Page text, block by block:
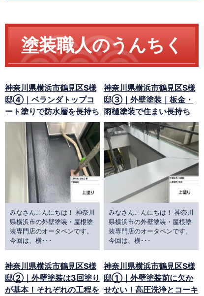
塗装職人のうんちく
神奈川県横浜市鶴見区S様
邸④｜ベランダトップコ
ート塗りで防水層を長持ち
みなさんこんにちは！ 神奈川
県横浜市の外壁塗装・屋根塗
装専門店のオータペンです。
今回は、横･･･
神奈川県横浜市鶴見区S様
邸③｜外壁塗装｜板金・
雨樋塗装で住まい長持ち
みなさんこんにちは！ 神奈川
県横浜市の外壁塗装・屋根塗
装専門店のオータペンです。
今回は、横･･･
神奈川県横浜市鶴見区S様
邸②｜外壁塗装は3回塗り
が基本！それぞれの工程を
神奈川県横浜市鶴見区S様
邸①｜外壁塗装前に欠か
せない！高圧洗浄とコーキ